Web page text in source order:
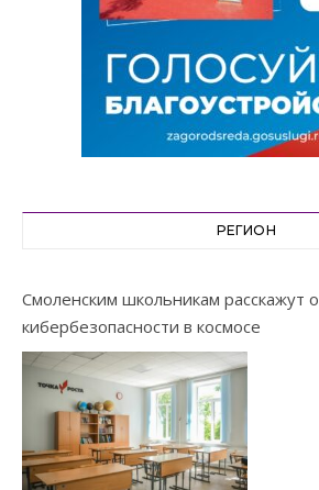
РЕГИОН
Смоленским школьникам расскажут о
кибербезопасности в космосе